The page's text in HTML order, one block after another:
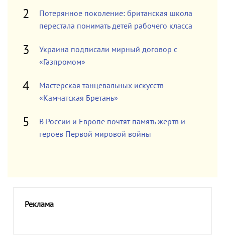
Потерянное поколение: британская школа
перестала понимать детей рабочего класса
Украина подписали мирный договор с
«Газпромом»
Мастерская танцевальных искусств
«Камчатская Бретань»
В России и Европе почтят память жертв и
героев Первой мировой войны
Реклама